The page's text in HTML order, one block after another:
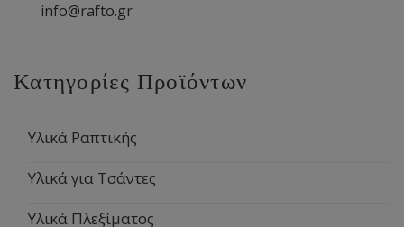
info@rafto.gr
Κατηγορίες Προϊόντων
Υλικά Ραπτικής
Υλικά για Τσάντες
Υλικά Πλεξίματος